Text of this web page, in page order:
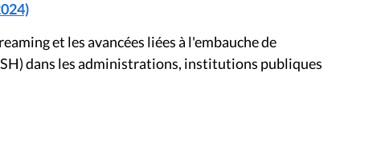
et les avancées liées à l'embauche de
dans les administrations, institutions publiques